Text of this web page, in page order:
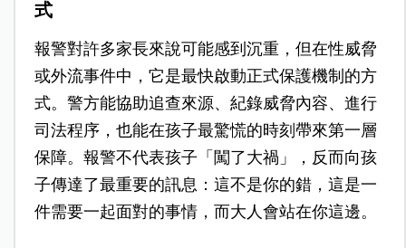
式
報警對許多家長來說可能感到沉重，但在性威脅
或外流事件中，它是最快啟動正式保護機制的方
式。警方能協助追查來源、紀錄威脅內容、進行
司法程序，也能在孩子最驚慌的時刻帶來第一層
保障。報警不代表孩子「闖了大禍」，反而向孩
子傳達了最重要的訊息：這不是你的錯，這是一
件需要一起面對的事情，而大人會站在你這邊。